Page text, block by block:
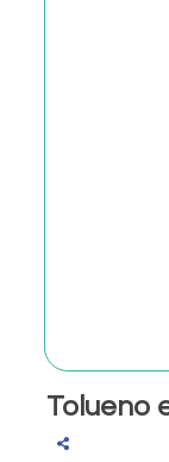
Tolueno